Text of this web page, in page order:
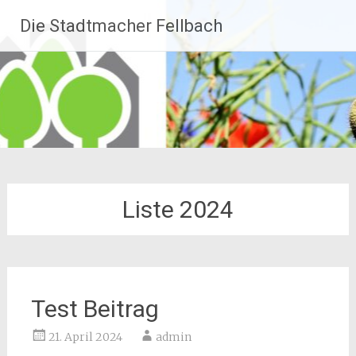
Inhalt
springen
Die Stadtmacher Fellbach
Liste 2024
Test Beitrag
21. April 2024 admin